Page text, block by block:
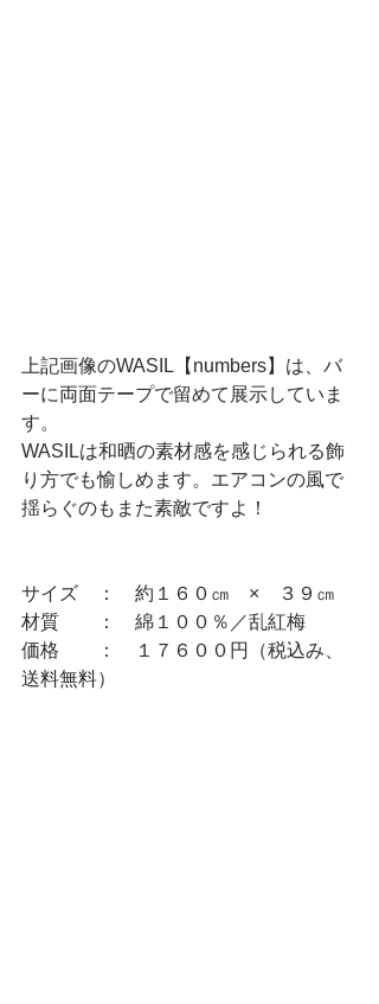
上記画像のWASIL【numbers】は、バ
ーに両面テープで留めて展示していま
す。
WASILは和晒の素材感を感じられる飾
り方でも愉しめます。エアコンの風で
揺らぐのもまた素敵ですよ！
サイズ　：　約１６０㎝　×　３９㎝
材質　　：　綿１００％／乱紅梅
価格　　：　１７６００円（税込み、
送料無料）